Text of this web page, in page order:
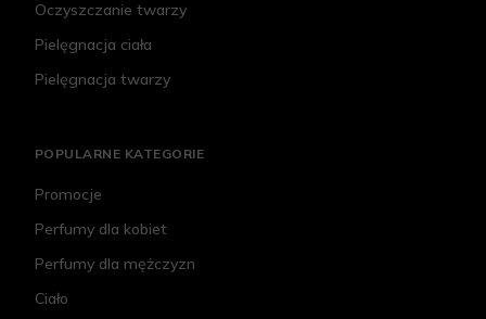
Oczyszczanie twarzy
Pielęgnacja ciała
Pielęgnacja twarzy
POPULARNE KATEGORIE
Promocje
Perfumy dla kobiet
Perfumy dla mężczyzn
Ciało